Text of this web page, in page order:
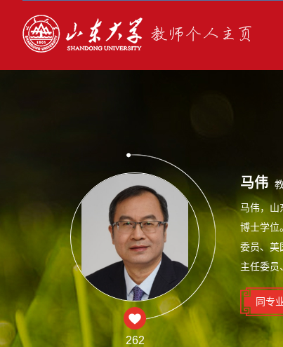
262
马伟
马伟，山
博士学位
委员、美
主任委
同专